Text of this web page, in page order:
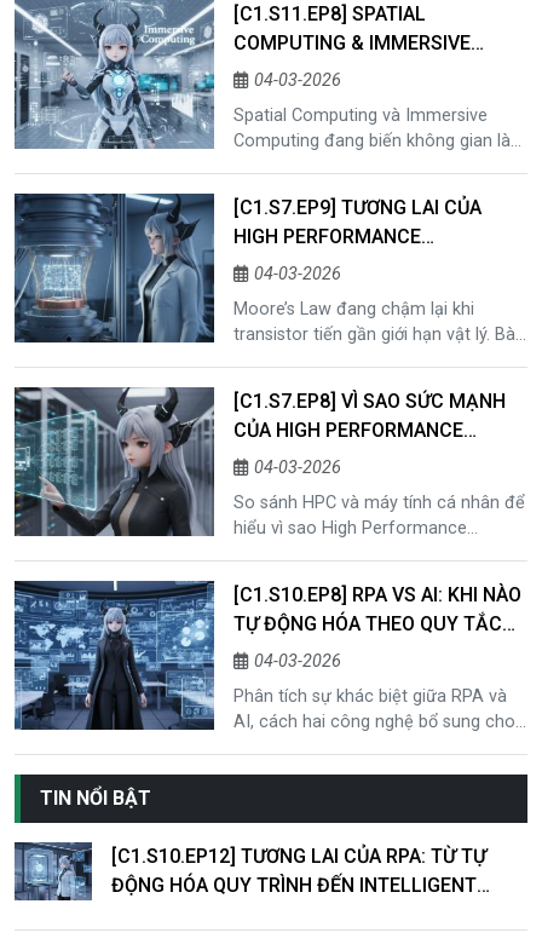
XR có thể trở thành giao diện vận
hành giúp doanh nghiệp quan sát và
tương tác với hệ thống số một cách
[C1.S11.EP8] SPATIAL
COMPUTING & IMMERSIVE
COMPUTING: KHI KHÔNG GIAN
HÀNH
04-03-2026
Spatial Computing và Immersive
Computing đang biến không gian làm
nơi dữ liệu, thiết bị và hành động
được kết nối trực tiếp trong cùng
một môi trường vận hành
[C1.S7.EP9] TƯƠNG LAI CỦA
HIGH PERFORMANCE
COMPUTING: 2NM, 3D
MOORE
04-03-2026
Moore’s Law đang chậm lại khi
transistor tiến gần giới hạn vật lý. Bài
Performance Computing (HPC), từ
chip 2nm, 3D packaging đến các hệ
thống AI-native và quantum
computing.
[C1.S7.EP8] VÌ SAO SỨC MẠNH
CỦA HIGH PERFORMANCE
COMPUTING VƯỢT XA MÁY TÍNH
04-03-2026
So sánh HPC và máy tính cá nhân để
hiểu vì sao High Performance
bộ nhớ và tốc độ mạng vượt trội, trở
thành nền tảng cho các bài toán tính
toán lớn.
[C1.S10.EP8] RPA VS AI: KHI NÀO
TỰ ĐỘNG HÓA THEO QUY TẮC
LÀ ĐỦ VÀ KHI NÀO CẦN TRÍ TUỆ
04-03-2026
Phân tích sự khác biệt giữa RPA và
AI, cách hai công nghệ bổ sung cho
JPMorgan và Siemens.
TIN NỔI BẬT
[C1.S10.EP12] TƯƠNG LAI CỦA RPA: TỪ TỰ
ĐỘNG HÓA QUY TRÌNH ĐẾN INTELLIGENT